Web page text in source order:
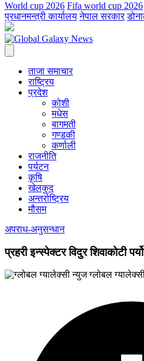
World cup 2026 Fifa world cup 2026
प्रधानमन्त्री कार्यालय नेपाल सरकार
ताजा समाचार
राष्ट्रिय
प्रदेश
कोशी
मधेस
बागमती
गण्डकी
कर्णाली
राजनीति
पर्यटन
कृषि
खेलकुद
अन्तर्राष्ट्रिय
मौसम
अपराध-अनुसन्धान
प्रहरी इन्स्पेक्टर विदुर शिवाकोटी
ग्लोबल